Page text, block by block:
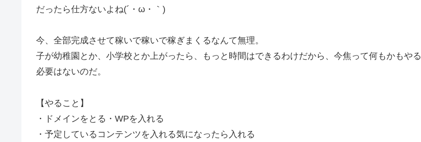
だったら仕方ないよね(´・ω・｀)
今、全部完成させて稼いで稼いで稼ぎまくるなんて無理。
子が幼稚園とか、小学校とか上がったら、もっと時間はできるわけだから、今焦って何もかもやる
必要はないのだ。
【やること】
・ドメインをとる・WPを入れる
・予定しているコンテンツを入れる気になったら入れる